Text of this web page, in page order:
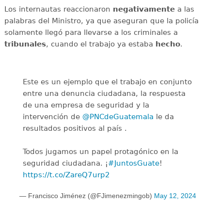
Los internautas reaccionaron negativamentea las
palabras del Ministro, ya que aseguran que la policía
solamente llegó para llevarse a los criminales a
tribunales, cuando el trabajo ya estaba hecho.
Este es un ejemplo que el trabajo en conjunto
entre una denuncia ciudadana, la respuesta
de una empresa de seguridad y la
intervención de @PNCdeGuatemala le da
resultados positivos al país .
Todos jugamos un papel protagónico en la
seguridad ciudadana. ¡#JuntosGuate!
https://t.co/ZareQ7urp2
— Francisco Jiménez (@FJimenezmingob) May 12, 2024